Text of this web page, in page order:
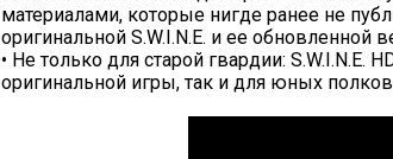
материалами, которые нигде ранее не
оригинальной S.W.I.N.E. и ее обновленной
• Не только для старой гвардии: S.W.I.N.E.
оригинальной игры, так и для юных